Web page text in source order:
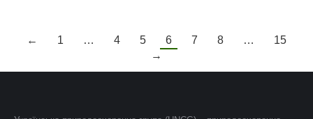
← 1 … 4 5 6 7 8 …
15
→